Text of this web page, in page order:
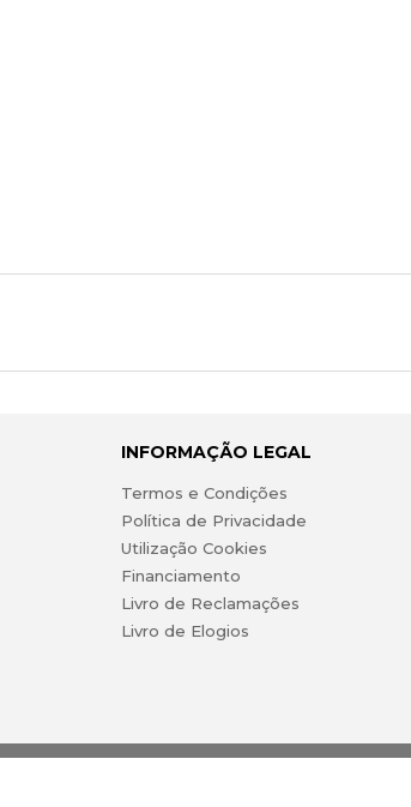
INFORMAÇÃO LEGAL
Termos e Condições
Política de Privacidade
Utilização Cookies
Financiamento
Livro de Reclamações
Livro de Elogios